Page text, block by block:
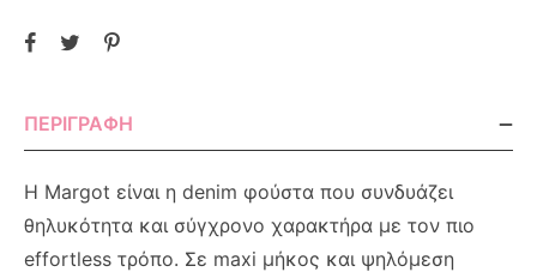
ΠΕΡΙΓΡΑΦΉ
Η Margot είναι η denim φούστα που συνδυάζει
θηλυκότητα και σύγχρονο χαρακτήρα με τον πιο
effortless τρόπο. Σε maxi μήκος και ψηλόμεση